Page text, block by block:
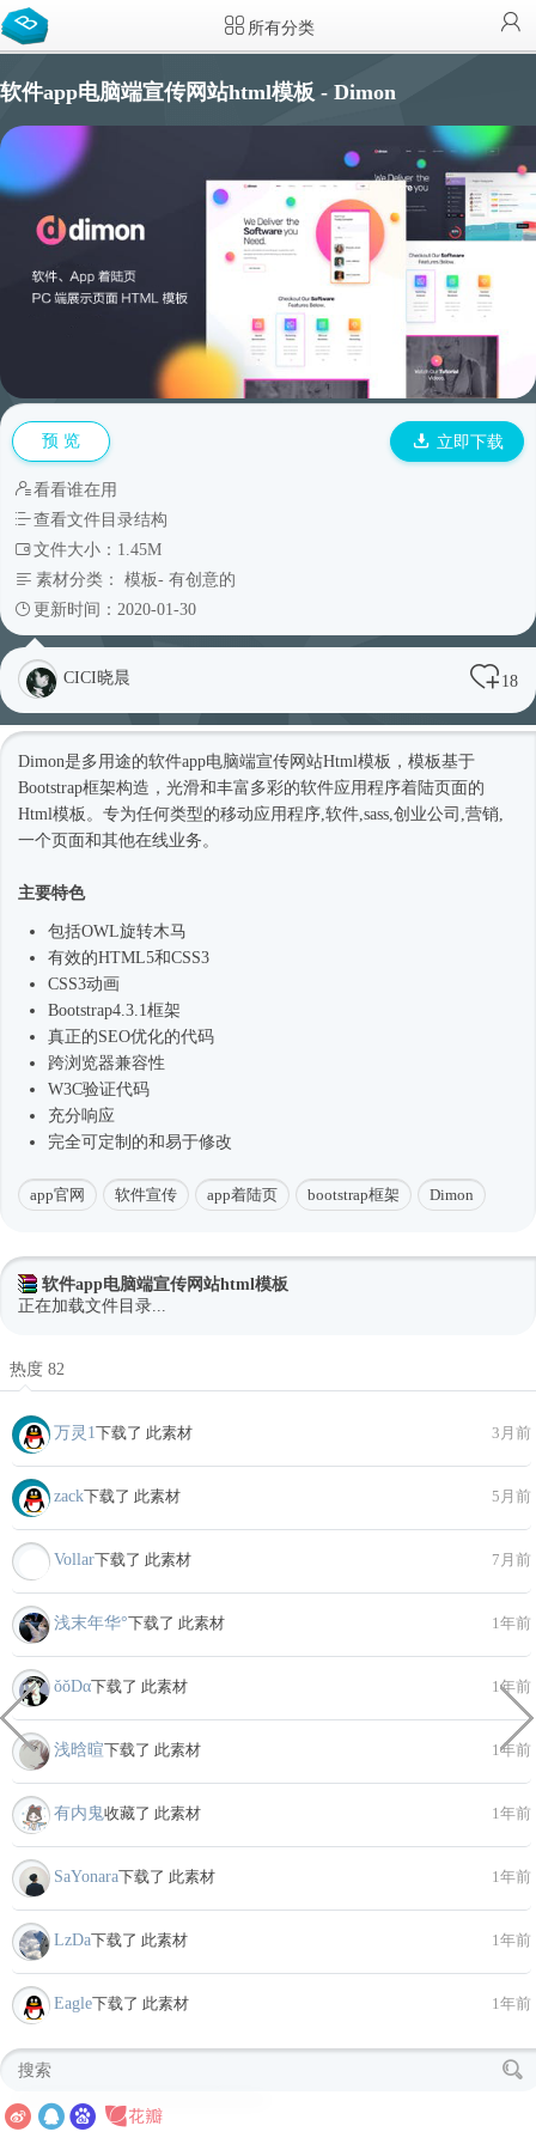
所有分类
软件app电脑端宣传网站html模板 - Dimon
预 览 立即下载
看看谁在用
查看文件目录结构
文件大小：1.45M
素材分类： 模板- 有创意的
更新时间：2020-01-30
CICI晓晨 18
Dimon是多用途的软件app电脑端宣传网站Html模板 ，模板基于
Bootstrap框架构造，光滑和丰富多彩的软件应用程序着陆页面的
Html模板 。专为任何类型的移动应用程序,软件,sass,创业公司,营销,
一个页面和其他在线业务。
主要特色
包括OWL旋转木马
有效的HTML5和CSS3
CSS3动画
Bootstrap4 .3.1框架
真正的SEO优化的代码
跨浏览器兼容性
W3C验证代码
充分响应
完全可定制的和易于修改
app官网 软件宣传 app着陆页 bootstrap框架 Dimon
软件app电脑端宣传网站html模板
正在加载文件目录...
热度 82
万灵1 下载了 此素材 3月前
zack下载了 此素材 5月前
Vollar下载了 此素材 7月前
浅末年华°下载了 此素材 1年前
ǒǒDα下载了 此素材 1年前
浅晗暄下载了 此素材 1年前
有内鬼收藏了 此素材 1年前
SaYonara下载了 此素材 1年前
LzDa下载了 此素材 1年前
Eagle下载了 此素材 1年前